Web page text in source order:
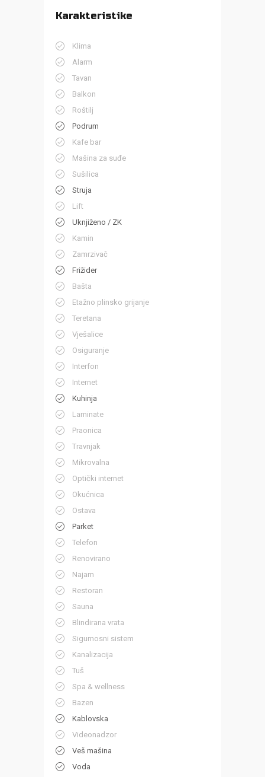
Karakteristike
Klima
Alarm
Tavan
Balkon
Roštilj
Podrum
Kafe bar
Mašina za suđe
Sušilica
Struja
Lift
Uknjiženo / ZK
Kamin
Zamrzivač
Frižider
Bašta
Etažno plinsko grijanje
Teretana
Vješalice
Osiguranje
Interfon
Internet
Kuhinja
Laminate
Praonica
Travnjak
Mikrovalna
Optički internet
Okućnica
Ostava
Parket
Telefon
Renovirano
Najam
Restoran
Sauna
Blindirana vrata
Sigurnosni sistem
Kanalizacija
Tuš
Spa & wellness
Bazen
Kablovska
Videonadzor
Veš mašina
Voda